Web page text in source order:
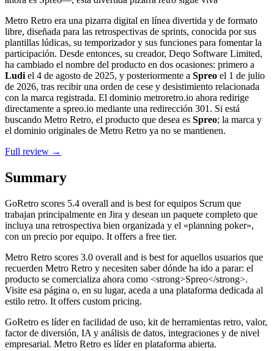
Metro Retro era una pizarra digital en línea divertida y de formato
libre, diseñada para las retrospectivas de sprints, conocida por sus
plantillas lúdicas, su temporizador y sus funciones para fomentar la
participación. Desde entonces, su creador, Deqo Software Limited,
ha cambiado el nombre del producto en dos ocasiones: primero a
Ludiel 4 de agosto de 2025, y posteriormente a Spreo el 1 de julio
de 2026, tras recibir una orden de cese y desistimiento relacionada
con la marca registrada. El dominio metroretro.io ahora redirige
directamente a spreo.io mediante una redirección 301. Si está
buscando Metro Retro, el producto que desea es Spreo; la marca y
el dominio originales de Metro Retro ya no se mantienen.
Full review →
Summary
GoRetro scores 5.4 overall and is best for equipos Scrum que
trabajan principalmente en Jira y desean un paquete completo que
incluya una retrospectiva bien organizada y el «planning poker»,
con un precio por equipo. It offers a free tier.
Metro Retro scores 3.0 overall and is best for aquellos usuarios que
recuerden Metro Retro y necesiten saber dónde ha ido a parar: el
producto se comercializa ahora como <strong>Spreo</strong>.
Visite esa página o, en su lugar, aceda a una plataforma dedicada al
estilo retro. It offers custom pricing.
GoRetro es líder en facilidad de uso, kit de herramientas retro, valor,
factor de diversión, IA y análisis de datos, integraciones y de nivel
empresarial. Metro Retro es líder en plataforma abierta.